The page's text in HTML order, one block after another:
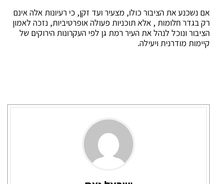
אם נשכנע את הציבור כולו, מצעיר ועד זקן, כי רעיונות אלה אינם
רק בגדר חלומות , אלא תוכניות פעולה אופרטיביות, נזכה לאמון
הציבור ונוכל לנהל את העיר רמת גן לפי העקרונות הירוקים של
קיימות מודרנית ויעילה.